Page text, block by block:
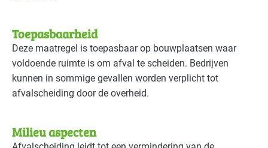
Toepasbaarheid
Deze maatregel is toepasbaar op bouwplaatsen waar
voldoende ruimte is om afval te scheiden. Bedrijven
kunnen in sommige gevallen worden verplicht tot
afvalscheiding door de overheid.
Milieu aspecten